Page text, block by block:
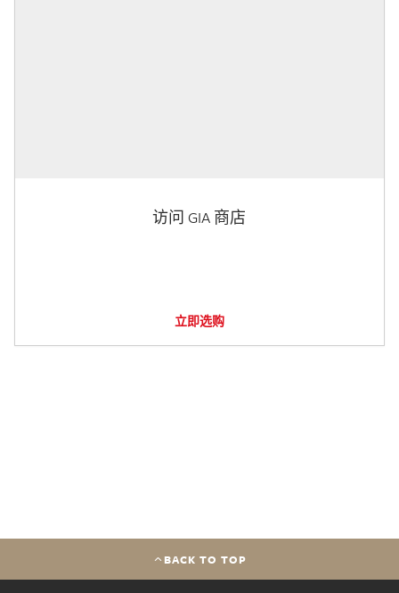
访问 GIA 商店
立即选购
BACK TO TOP